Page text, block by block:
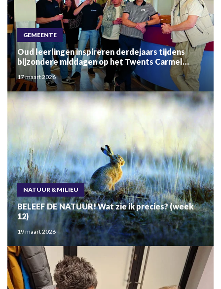
GEMEENTE
Oud leerlingen inspireren derdejaars tijdens
bijzondere middagen op het Twents Carmel
College Potskampstraat
17 maart 2026
NATUUR & MILIEU
BELEEF DE NATUUR! Wat zie ik precies? (week
12)
19 maart 2026